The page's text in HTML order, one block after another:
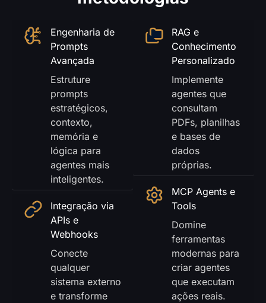
Engenharia de
Prompts
Avançada
Estruture
prompts
estratégicos,
contexto,
memória e
lógica para
agentes mais
inteligentes.
Integração via
APIs e
Webhooks
Conecte
qualquer
sistema externo
e transforme
RAG e
Conhecimento
Personalizado
Implemente
agentes que
consultam
PDFs, planilhas
e bases de
dados
próprias.
MCP Agents e
Tools
Domine
ferramentas
modernas para
criar agentes
que executam
ações reais.